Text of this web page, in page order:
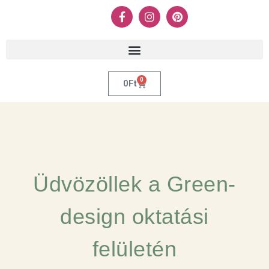
0Ft 0
Üdvözöllek a Green-
design oktatási
felületén